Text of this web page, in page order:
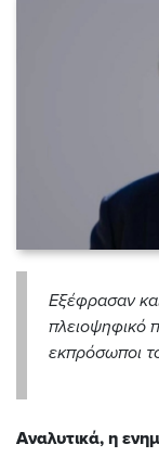
Εξέφρασαν
πλειοψηφικό
εκπρόσωποι
Αναλυτικά, η